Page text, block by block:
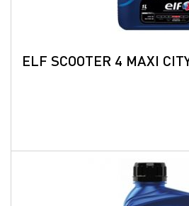
ELF SCOOTER 4 MAXI